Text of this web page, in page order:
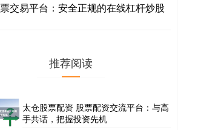
交易平台：安全正规的在线杠杆炒股
推荐阅读
太仓股票配资 股票配资交流平台：与高
手共话，把握投资先机